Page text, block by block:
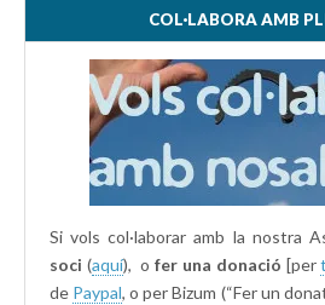
COL·LABORA AMB
Si vols col·laborar amb la nostra
soci (aquí), ofer una donació [per
de Paypal, o per Bizum (“Fer un